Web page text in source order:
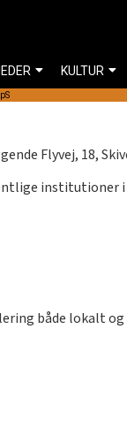
Flyvej, 18,
institutioner i
både lokalt og
KULTUR